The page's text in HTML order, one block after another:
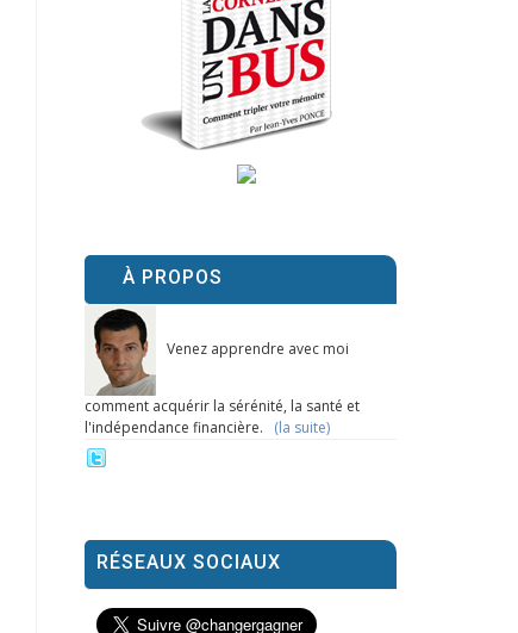
À PROPOS
Venez apprendre avec moi
comment acquérir la sérénité, la santé et
l'indépendance financière. (la suite)
RÉSEAUX SOCIAUX